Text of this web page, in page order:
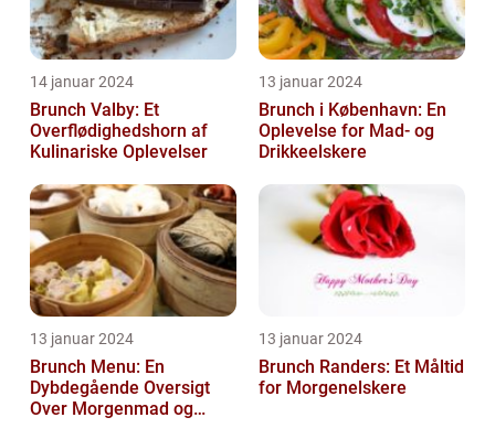
14 januar 2024
Brunch Valby: Et
Overflødighedshorn af
Kulinariske Oplevelser
13 januar 2024
Brunch i København: En
Oplevelse for Mad- og
Drikkeelskere
13 januar 2024
Brunch Menu: En
Dybdegående Oversigt
Over Morgenmad og
13 januar 2024
Brunch Randers: Et Måltid
for Morgenelskere